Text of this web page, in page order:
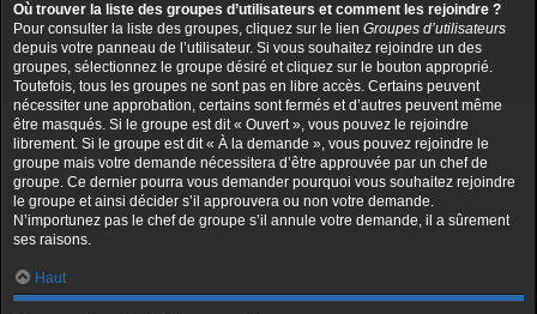
Où trouver la liste des groupes d’utilisateurs et comment les rejoindre ?
Pour consulter la liste des groupes, cliquez sur le lien Groupes d’utilisateurs
depuis votre panneau de l’utilisateur. Si vous souhaitez rejoindre un des
groupes, sélectionnez le groupe désiré et cliquez sur le bouton approprié.
Toutefois, tous les groupes ne sont pas en libre accès. Certains peuvent
nécessiter une approbation, certains sont fermés et d’autres peuvent même
être masqués. Si le groupe est dit « Ouvert », vous pouvez le rejoindre
librement. Si le groupe est dit « À la demande », vous pouvez rejoindre le
groupe mais votre demande nécessitera d’être approuvée par un chef de
groupe. Ce dernier pourra vous demander pourquoi vous souhaitez rejoindre
le groupe et ainsi décider s’il approuvera ou non votre demande.
N’importunez pas le chef de groupe s’il annule votre demande, il a sûrement
ses raisons.
Haut